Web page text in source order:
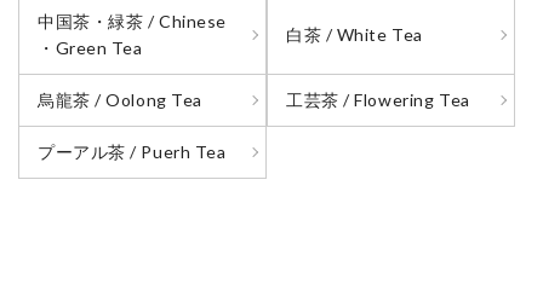
中国茶・緑茶 / Chinese
・Green Tea
白茶 / White Tea
烏龍茶 / Oolong Tea 工芸茶 / Flowering Tea
プーアル茶 / Puerh Tea